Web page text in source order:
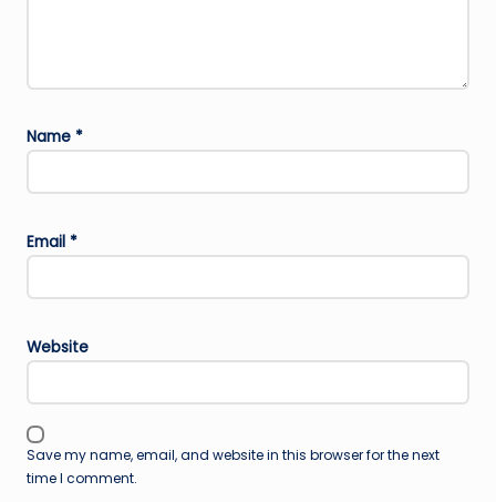
Name *
Email *
Website
Save my name, email, and website in this browser for the next
time I comment.